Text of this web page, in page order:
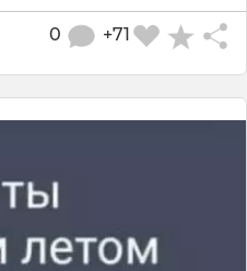
+71
0